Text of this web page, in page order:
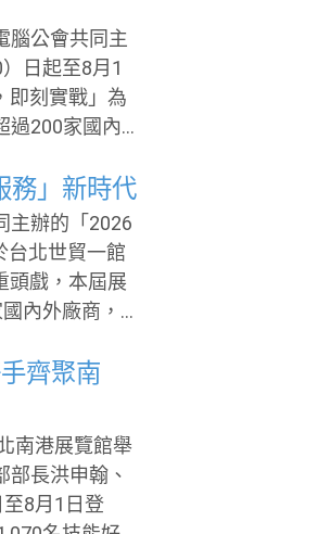
長符合特定
1日屆期，延
口或銷售徵詢
腦公會共同主
日起至8月1
即刻實戰」為
過200家國內
軟硬體生態系
：自主智
場致詞。林俊
但背後更有
務」新時代
主辦的「2026
台北世貿一館
頭戲，本屆展
內外廠商，
代表參與，
能量。 本
、宏碁智通、
中光電智能物
、美商甲
美商鄧白氏
齊聚南
南港展覽館舉
長洪申翰、
8月1日登